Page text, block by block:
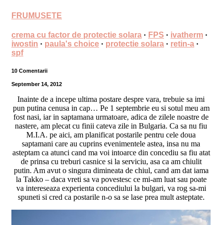
FRUMUSETE
crema cu factor de protectie solara · FPS · ivatherm ·
iwostin · paula's choice · protectie solara · retin-a ·
spf
10 Comentarii
September 14, 2012
Inainte de a incepe ultima postare despre vara, trebuie sa imi
pun putina cenusa in cap… Pe 1 septembrie eu si sotul meu am
fost nasi, iar in saptamana urmatoare, adica de zilele noastre de
nastere, am plecat cu finii cateva zile in Bulgaria. Ca sa nu fiu
M.I.A. pe aici, am planificat postarile pentru cele doua
saptamani care au cuprins evenimentele astea, insa nu ma
asteptam ca atunci cand ma voi intoarce din concediu sa fiu atat
de prinsa cu treburi casnice si la serviciu, asa ca am chiulit
putin. Am avut o singura dimineata de chiul, cand am dat iama
la Takko – daca vreti sa va povestesc ce mi-am luat sau poate
va intereseaza experienta concediului la bulgari, va rog sa-mi
spuneti si cred ca postarile n-o sa se lase prea mult asteptate.